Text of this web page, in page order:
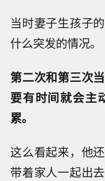
当时妻子生孩子
什么突发的情况。
第二次和第三次
要有时间就会主
累。
这么看起来，他
带着家人一起出